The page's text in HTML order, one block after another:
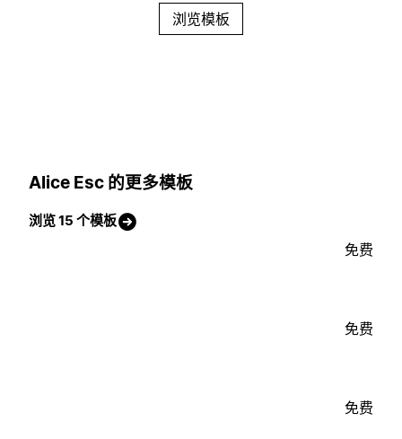
浏览模板
Alice Esc 的更多模板
浏览 15 个模板
免费
免费
免费